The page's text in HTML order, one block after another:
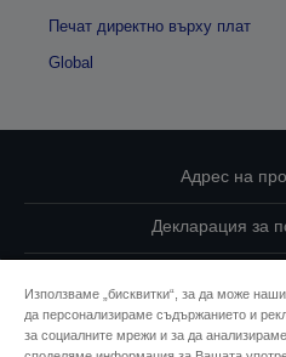
Печат директно върху плат
Global
Адрес на
Декларация за
Свържете се с нас
Използваме „бисквитки“, за да може
да персонализираме съдържанието и
за социалните мрежи и за да